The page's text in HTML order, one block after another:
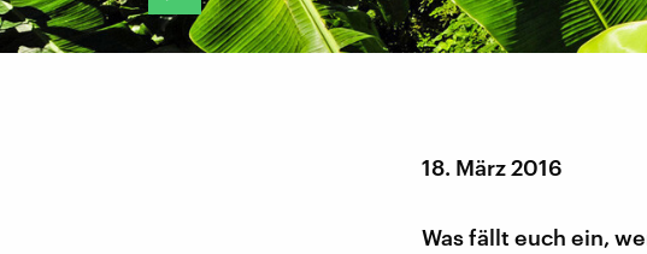
18. März 2016
Was fällt euch ein,